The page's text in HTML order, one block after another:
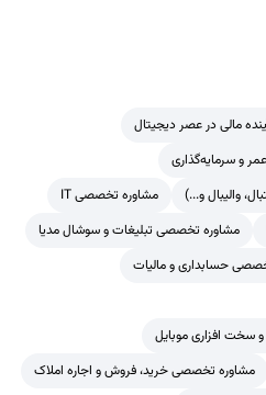
مالی در عصر دیجیتال
و سرمایه‌گذاری
والیبال و...)
مشاوره تخصصی IT
مشاوره تخصصی تبلیغات و سوشال مدیا
حسابداری و مالیات
سخت افزاری موبایل
مشاوره تخصصی خرید، فروش و اجاره املاک